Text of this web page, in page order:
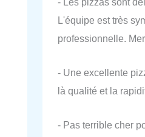
L'équipe est très
professionnelle.
- Une excellente
là qualité et la
- Pas terrible cher